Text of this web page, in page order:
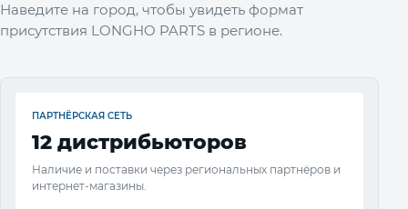
Наведите на город, чтобы увидеть формат
присутствия LONGHO PARTS в регионе.
ПАРТНЁРСКАЯ СЕТЬ
12 дистрибьюторов
Наличие и поставки через региональных партнёров и
интернет-магазины.